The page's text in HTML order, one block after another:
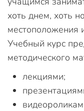
хоть днем, хоть
местоположения
Учебный курс
методического
лекциями;